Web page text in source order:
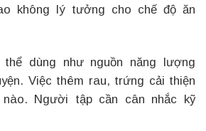
không lý tưởng cho chế độ ăn
dùng như nguồn năng lượng
Việc thêm rau, trứng cải thiện
Người tập cần cân nhắc kỹ